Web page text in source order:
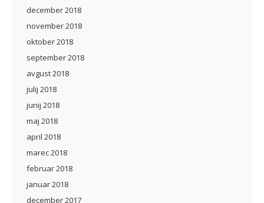
december 2018
november 2018
oktober 2018
september 2018
avgust 2018
julij 2018
junij 2018
maj 2018
april 2018
marec 2018
februar 2018
januar 2018
december 2017